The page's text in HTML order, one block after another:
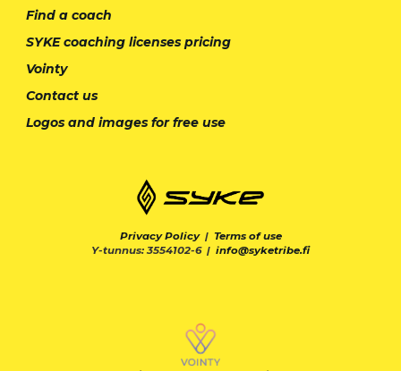
Find a coach
SYKE coaching licenses pricing
Vointy
Contact us
Logos and images for free use
Privacy Policy| Terms of use
Y-tunnus: 3554102-6 | info@syketribe.fi